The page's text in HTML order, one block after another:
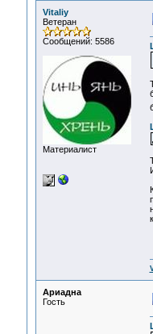
Vitaliy
Ветеран
Сообщений: 5586
Материалист
Ариадна
Гость